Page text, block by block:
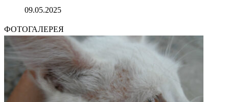
09.05.2025
ФОТОГАЛЕРЕЯ